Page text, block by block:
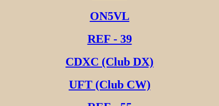
ON5VL
REF - 39
CDXC (Club DX)
UFT (Club CW)